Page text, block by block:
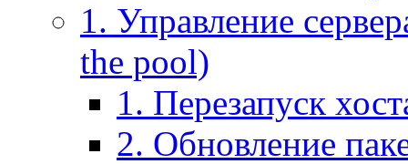
1. Управление
the pool)
1. Перезапуск
2. Обновление